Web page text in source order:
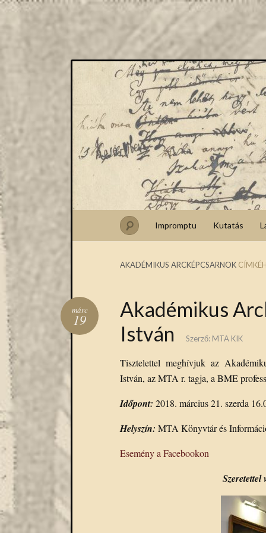
Impromptu Kutatás
AKADÉMIKUS ARCKÉPCSARNOK
Akadémikus
István
márc
19
Szerző: MTA KIK
Tisztelettel meghívjuk az
István, az MTA r. tagja, a BME
Időpont: 2018. március 21. szerda
Helyszín: MTA Könyvtár és
Esemény a Facebookon